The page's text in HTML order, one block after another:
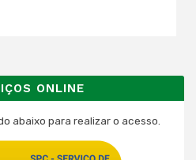
ONLINE
abaixo para realizar o acesso.